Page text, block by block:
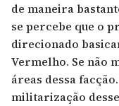
de maneira
se percebe que o
direcionado
Vermelho. Se não
áreas dessa
militarização